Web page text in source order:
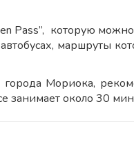
Pass”, которую можно
маршруты
Мориока,
занимает около 30